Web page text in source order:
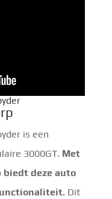
is een
3000GT. Met
biedt deze auto
Dit